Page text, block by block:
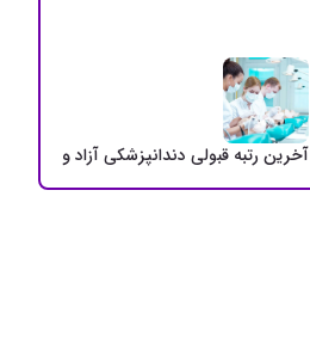
آخرین رتبه قبولی دندانپزشکی آزاد و دولتی +